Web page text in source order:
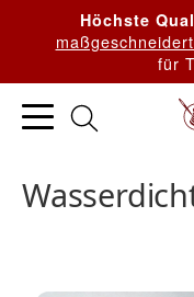
Höchste
für